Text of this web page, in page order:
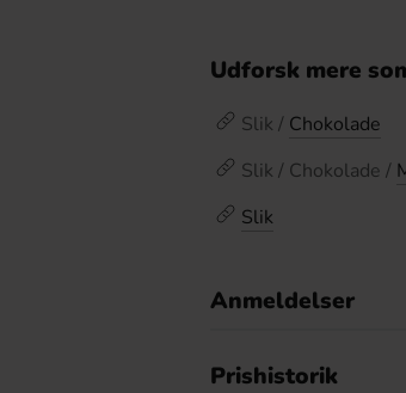
Udforsk mere
Slik / Chokolade
Slik / Chokolade /
Slik
Anmeldelser
Prishistorik